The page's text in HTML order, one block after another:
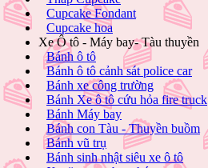
Cupcake Fondant
Cupcake hoa
Xe Ô tô - Máy bay- Tàu thuyền
Bánh ô tô
Bánh ô tô cảnh sát police car
Bánh xe công trường
Bánh Xe ô tô cứu hỏa fire truck
Bánh Máy bay
Bánh con Tàu - Thuyền buồm
Bánh vũ trụ
Bánh sinh nhật siêu xe ô tô